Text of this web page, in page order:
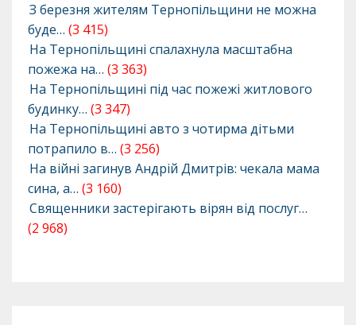
З березня жителям Тернопільщини не можна
буде… (3 415)
На Тернопільщині спалахнула масштабна
пожежа на… (3 363)
На Тернопільщині під час пожежі житлового
будинку… (3 347)
На Тернопільщині авто з чотирма дітьми
потрапило в… (3 256)
На війні загинув Андрій Дмитрів: чекала мама
сина, а… (3 160)
Священники застерігають вірян від послуг…
(2 968)